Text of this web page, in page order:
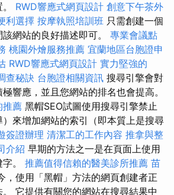
RWD響應式網頁設計 創意下午茶外
利選擇 按摩執照培訓班 只需創建一個
網站的良好描述即可。 專業會議點
桃園外燴服務推薦 宜蘭地區台胞證申
RWD響應式網頁設計 實力堅強的
查秘訣 台胞證相關資訊 搜尋引擎會對
響應，並且您網站的排名也會提高。
推薦 黑帽SEO試圖使用搜尋引擎禁止
來增加網站的索引（即本質上是搜尋
簽證辦理 清潔工的工作內容 推拿與整
介紹 早期的方法之一是在頁面上使用
。 推薦值得信賴的醫美診所推薦 苗
，使用「黑帽」方法的網頁創建者正
它提供有關您的網站在搜尋結果中